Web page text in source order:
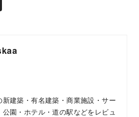
建築・有名建築・商業施設・サー
公園・ホテル・道の駅などをレビュ